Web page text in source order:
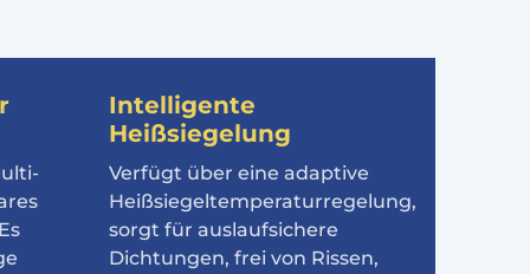
Intelligente
Heißsiegelung
Verfügt über eine adaptive
Heißsiegeltemperaturregelung,
sorgt für auslaufsichere
Dichtungen, frei von Rissen,